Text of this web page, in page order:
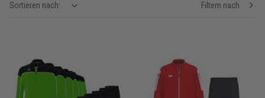
Sortieren nach: show filteroptions Filtern nach